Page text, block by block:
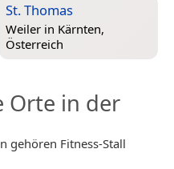
St. Thomas
Weiler in Kärnten,
Österreich
Orte in der
gehören Fitness-Stall